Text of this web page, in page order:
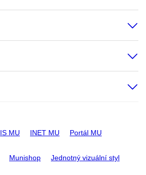
IS MU INET MU Portál MU
Munishop Jednotný vizuální styl